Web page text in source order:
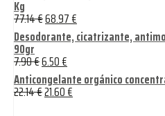
Kg
77.14€68.97€
Desodorante, cicatrizante,
90gr
7.90€6.50€
Anticongelante orgánico
22.14€21.60€